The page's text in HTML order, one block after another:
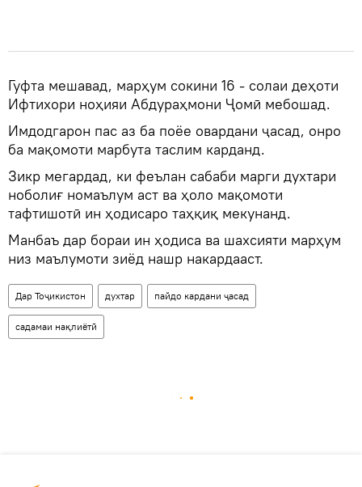
Гуфта мешавад, марҳум сокини 16 - солаи деҳоти
Ифтихори ноҳияи Абдураҳмони Ҷомӣ мебошад.
Имдодгарон пас аз ба поёе овардани ҷасад, онро
ба мақомоти марбута таслим карданд.
Зикр мегардад, ки феълан сабаби марги духтари
ноболиғ номаълум аст ва ҳоло мақомоти
тафтишотӣ ин ҳодисаро таҳқиқ мекунанд.
Манбаъ дар бораи ин ҳодиса ва шахсияти марҳум
низ маълумоти зиёд нашр накардааст.
Дар Тоҷикистон духтар пайдо кардани ҷасад
садамаи нақлиётӣ